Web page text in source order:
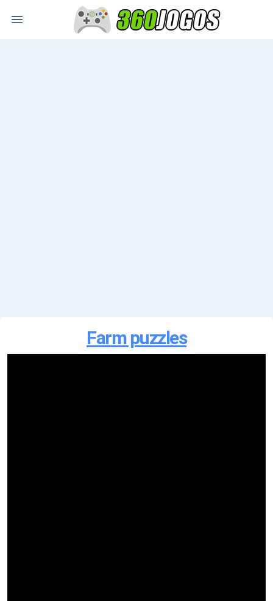
Open main menu
Farm puzzles